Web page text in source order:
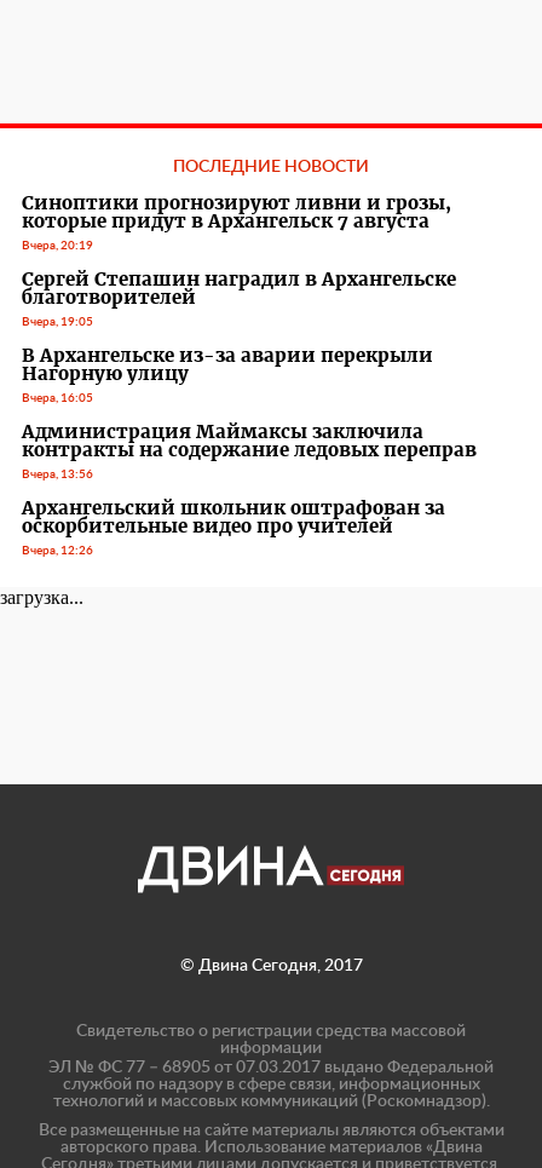
ПОСЛЕДНИЕ НОВОСТИ
Синоптики прогнозируют ливни и грозы,
которые придут в Архангельск 7 августа
Вчера, 20:19
Сергей Степашин наградил в Архангельске
благотворителей
Вчера, 19:05
В Архангельске из-за аварии перекрыли
Нагорную улицу
Вчера, 16:05
Администрация Маймаксы заключила
контракты на содержание ледовых переправ
Вчера, 13:56
Архангельский школьник оштрафован за
оскорбительные видео про учителей
Вчера, 12:26
загрузка...
© Двина Сегодня, 2017
Свидетельство о регистрации средства массовой
информации
ЭЛ № ФС 77 – 68905 от 07.03.2017 выдано Федеральной
службой по надзору в сфере связи, информационных
технологий и массовых коммуникаций (Роскомнадзор).
Все размещенные на сайте материалы являются объектами
авторского права. Использование материалов «Двина
Сегодня» третьими лицами допускается и приветствуется,